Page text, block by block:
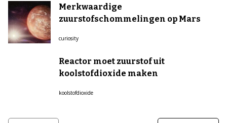
Merkwaardige
zuurstofschommelingen op Mars
curiosity
Reactor moet zuurstof uit
koolstofdioxide maken
koolstofdioxide